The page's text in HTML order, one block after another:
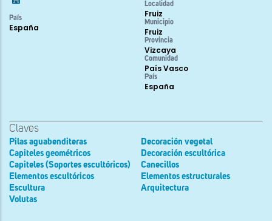
País
España
Localidad
Fruiz
Municipio
Fruiz
Provincia
Vizcaya
Comunidad
País Vasco
País
España
Claves
Pilas aguabenditeras
Capiteles geométricos
Capiteles (Soportes escultóricos)
Elementos escultóricos
Escultura
Volutas
Decoración vegetal
Decoración escultórica
Canecillos
Elementos estructurales
Arquitectura